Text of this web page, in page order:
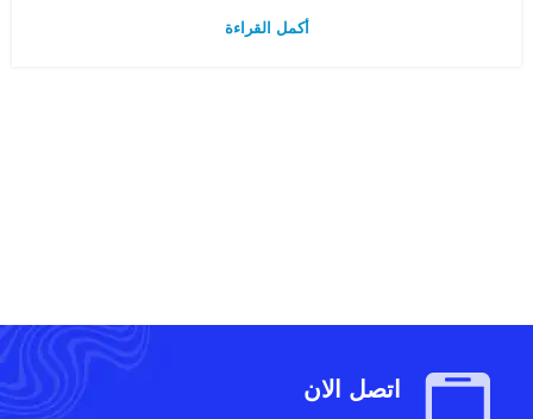
أكمل القراءة
اتصل الان